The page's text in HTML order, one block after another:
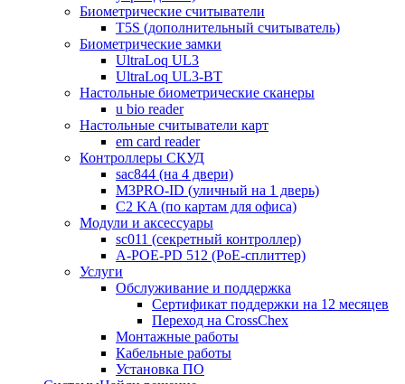
Биометрические считыватели
T5S (дополнительный считыватель)
Биометрические замки
UltraLoq UL3
UltraLoq UL3-BT
Настольные биометрические сканеры
u bio reader
Настольные считыватели карт
em card reader
Контроллеры СКУД
sac844 (на 4 двери)
M3PRO-ID (уличный на 1 дверь)
C2 KA (по картам для офиса)
Модули и аксессуары
sc011 (секретный контроллер)
A-POE-PD 512 (PoE-сплиттер)
Услуги
Обслуживание и поддержка
Сертификат поддержки на 12 месяцев
Переход на CrossChex
Монтажные работы
Кабельные работы
Установка ПО